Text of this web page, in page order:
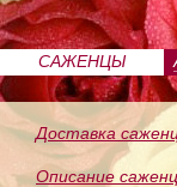
САЖЕНЦЫ
ПИТОМНИКА
Доставка
Описание